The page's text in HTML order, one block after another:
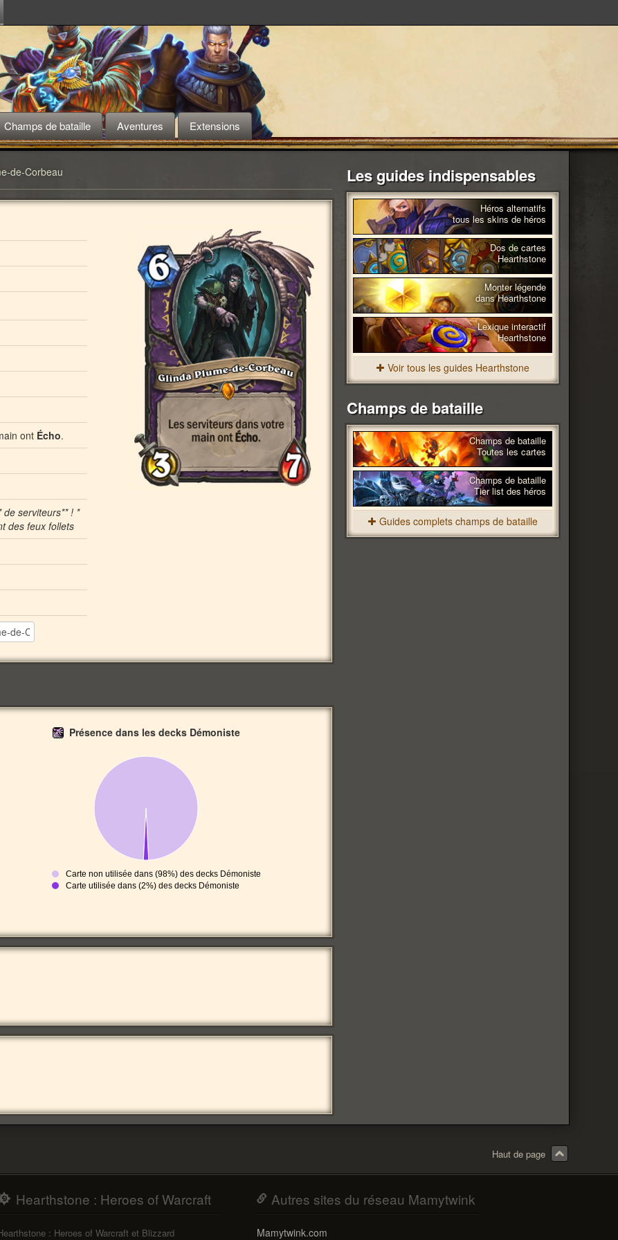
Champs de bataille Aventures Extensions
de-Corbeau
ont Écho.
serviteurs** ! *
des feux follets
Présence dans les decks Démoniste
Carte non utilisée dans (98%) des decks Démoniste
Carte utilisée dans (2%) des decks Démoniste
Les guides indispensables
Héros alternatifs
tous les skins de héros
Dos de cartes
Hearthstone
Monter légende
dans Hearthstone
Lexique interactif
Hearthstone
Voir tous les guides Hearthstone
Champs de bataille
Champs de bataille
Toutes les cartes
Champs de bataille
Tier list des héros
Guides complets champs de bataille
Haut de page
Hearthstone : Heroes of Warcraft
: Heroes of Warcraft et Blizzard
Autres sites du réseau Mamytwink
Mamytwink.com